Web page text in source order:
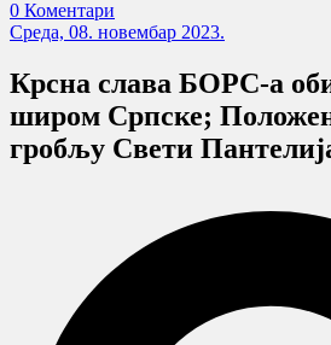
0 Коментари
Cреда, 08. новембар 2023.
Крсна слава БОРС-а
широм Српске;
гробљу Свети